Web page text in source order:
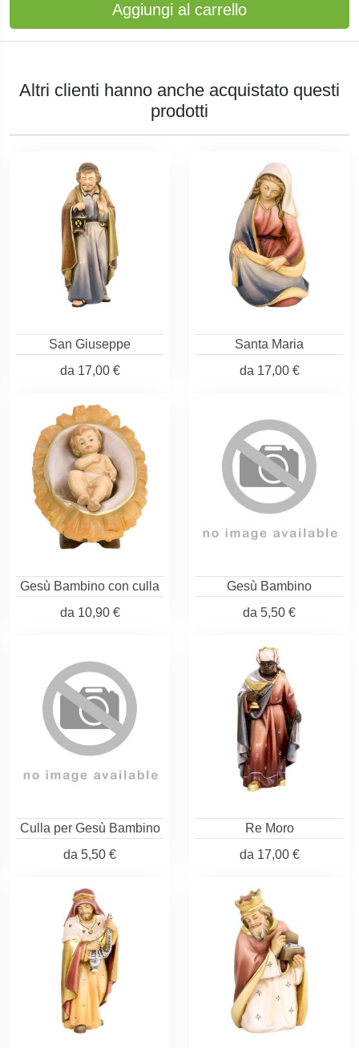
Aggiungi al carrello
Altri clienti hanno anche acquistato questi
prodotti
San Giuseppe
da 17,00 €
Santa Maria
da 17,00 €
Gesù Bambino con culla
da 10,90 €
Gesù Bambino
da 5,50 €
Culla per Gesù Bambino
da 5,50 €
Re Moro
da 17,00 €